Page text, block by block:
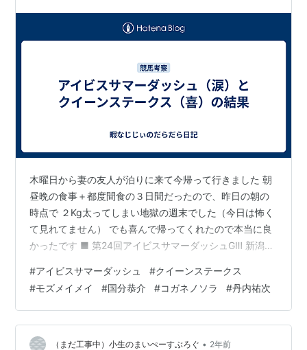
木曜日から妻の友人が泊りに来て今帰って行きました 朝
昼晩の食事＋都度間食の３日間だったので、昨日の朝の
時点で ２Kg太ってしまい地獄の週末でした（今日は怖く
て見れてません） でも喜んで帰ってくれたので本当に良
かったです ■ 第24回アイビスサマーダッシュGⅢ 新潟競
イ ２位 １２ウイングレイテスト ３位 １７テイエムスパ
ーダ ※ 難しかったです．牝馬ってとこだけでした． 【結
論】 ◎ １３チェイスザドリーム９着 ○ １０ファイアダ
ンサー１６着 ▲ １２ウイングレイテスト２着 △ １１ア
ビッグチア６着・１６ディヴィナシオン４着 注 …
#アイビスサマーダッシュ #クイーンステークス
#モズメイメイ #国分恭介 #コガネノソラ #丹内祐次
（まだ工事中）小生のまいぺーすぶろぐ • 2年前